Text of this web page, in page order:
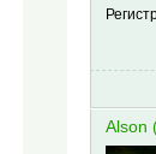
Alson